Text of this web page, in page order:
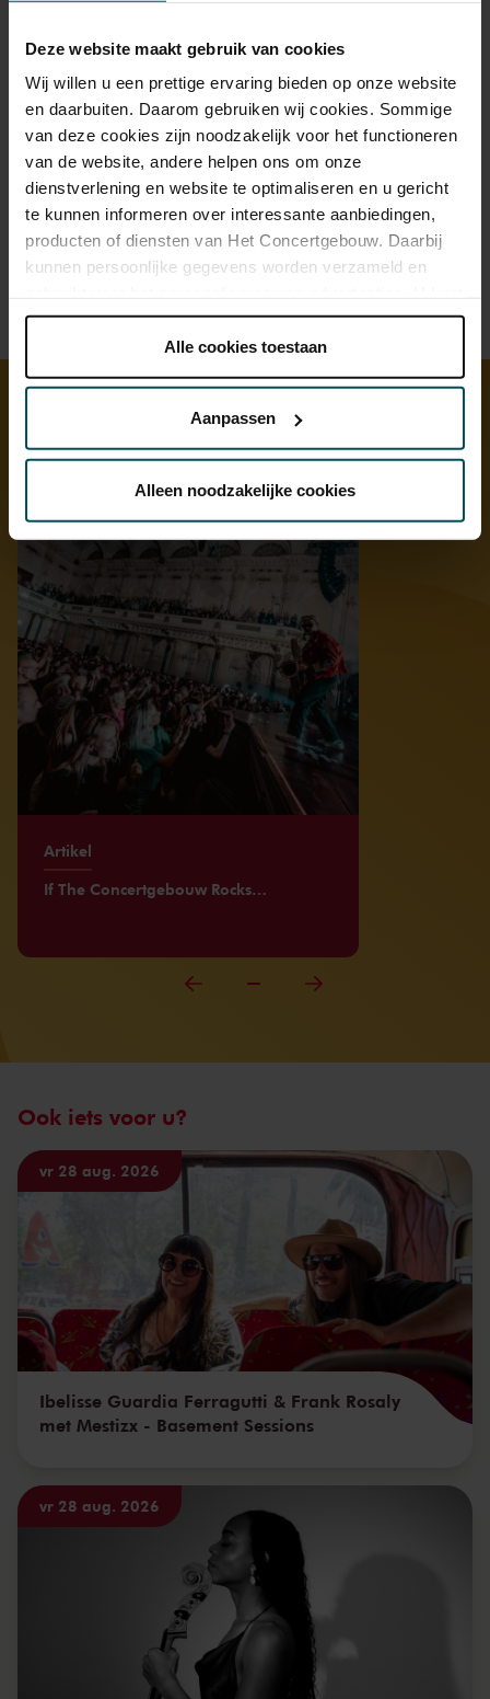
Deze website maakt gebruik van cookies
Wij willen u een prettige ervaring bieden op onze website
en daarbuiten. Daarom gebruiken wij cookies. Sommige
van deze cookies zijn noodzakelijk voor het functioneren
van de website, andere helpen ons om onze
dienstverlening en website te optimaliseren en u gericht
te kunnen informeren over interessante aanbiedingen,
producten of diensten van Het Concertgebouw. Daarbij
kunnen persoonlijke gegevens worden verzameld en
onder 'aanpassen' zelf welke cookies wij mogen
Lees onze cookieverklaring hier. Lees onze
Via decookieverklaringop onze website kunt u uw
We werken samen met 32 derden die uw gegevens
kunnen ontvangen en verwerken.
Alle cookies toestaan
Aanpassen
Alleen noodzakelijke cookies
Ontdek meer
Artikel
If The Concertgebouw Rocks…
Ook iets voor u?
vr 28 aug. 2026
Ibelisse Guardia Ferragutti & Frank Rosaly
met Mestizx - Basement Sessions
vr 28 aug. 2026